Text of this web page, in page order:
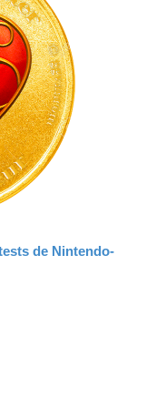
de Nintendo-